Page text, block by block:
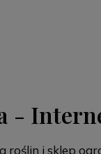
-
roślin i sklep